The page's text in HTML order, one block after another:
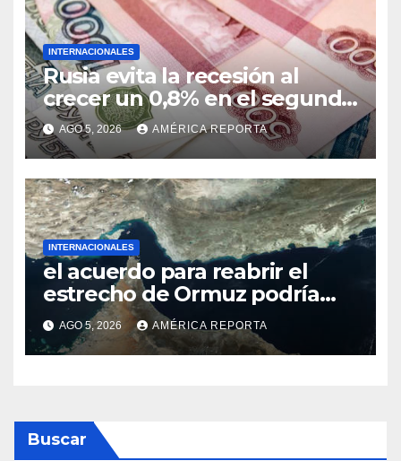
INTERNACIONALES
Rusia evita la recesión al
crecer un 0,8% en el segundo
trimestre
AGO 5, 2026 AMÉRICA REPORTA
INTERNACIONALES
el acuerdo para reabrir el
estrecho de Ormuz podría
concretarse esta semana
AGO 5, 2026 AMÉRICA REPORTA
Buscar